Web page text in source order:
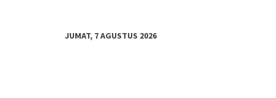
JUMAT, 7 AGUSTUS 2026